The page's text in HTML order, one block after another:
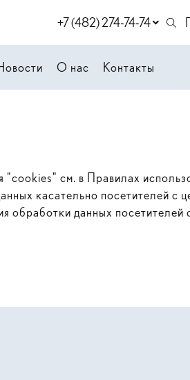
+7 (482) 274-74-74
О нас Контакты
"cookies" см. в Правилах
касательно посетителей с
данных посетителей